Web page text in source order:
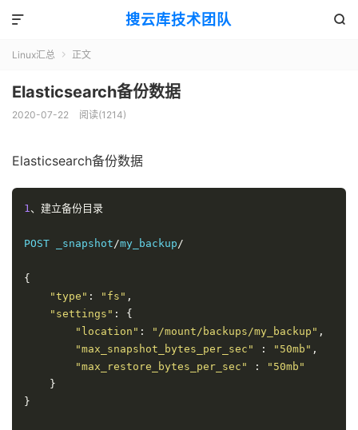
搜云库技术团队 

Linux汇总  正文
Elasticsearch备份数据
2020-07-22 阅读(1214)
Elasticsearch备份数据
1、建立备份目录
POST _snapshot/my_backup/
{
"type" : "fs" ,
"settings" :
{
"location" : "/mount/backups/my_backup" ,
"max_snapshot_bytes_per_sec"
: "50mb" ,
"max_restore_bytes_per_sec"
:
"50mb"
}
}